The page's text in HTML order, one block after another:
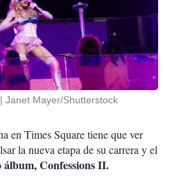
Janet Mayer/Shutterstock
en Times Square tiene que ver
la nueva etapa de su carrera y el
Confessions II.